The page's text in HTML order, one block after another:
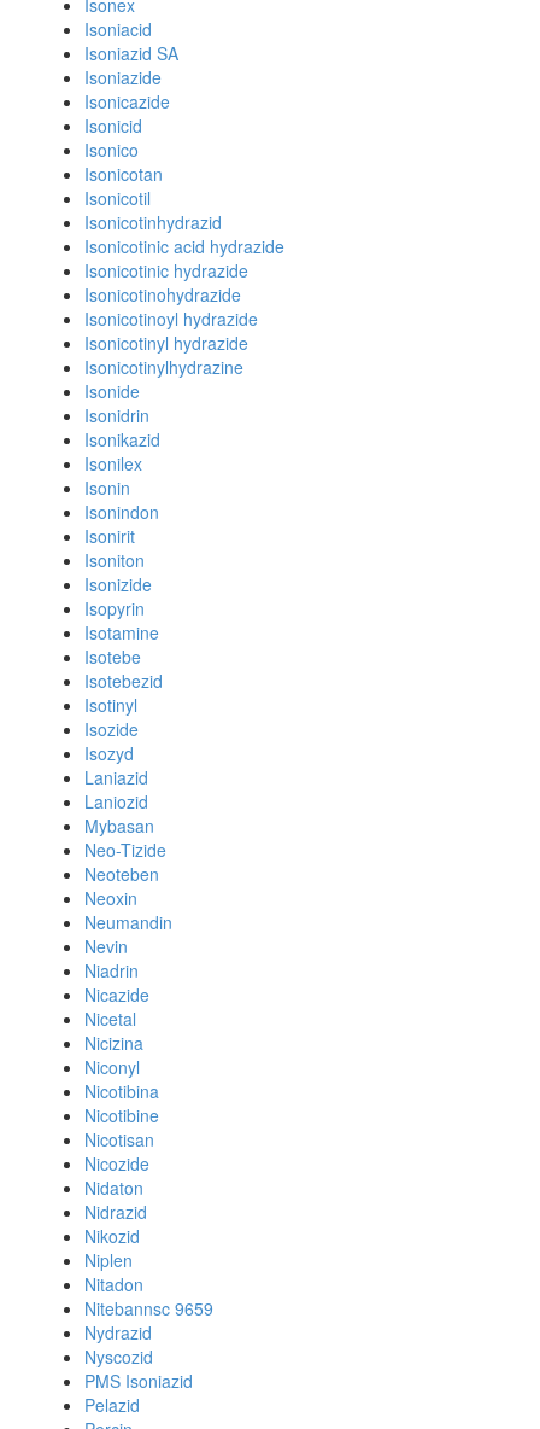
Isonex
Isoniacid
Isoniazid SA
Isoniazide
Isonicazide
Isonicid
Isonico
Isonicotan
Isonicotil
Isonicotinhydrazid
Isonicotinic acid hydrazide
Isonicotinic hydrazide
Isonicotinohydrazide
Isonicotinoyl hydrazide
Isonicotinyl hydrazide
Isonicotinylhydrazine
Isonide
Isonidrin
Isonikazid
Isonilex
Isonin
Isonindon
Isonirit
Isoniton
Isonizide
Isopyrin
Isotamine
Isotebe
Isotebezid
Isotinyl
Isozide
Isozyd
Laniazid
Laniozid
Mybasan
Neo-Tizide
Neoteben
Neoxin
Neumandin
Nevin
Niadrin
Nicazide
Nicetal
Nicizina
Niconyl
Nicotibina
Nicotibine
Nicotisan
Nicozide
Nidaton
Nidrazid
Nikozid
Niplen
Nitadon
Nitebannsc 9659
Nydrazid
Nyscozid
PMS Isoniazid
Pelazid